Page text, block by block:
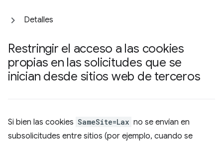
Detalles
Restringir el acceso a las cookies
propias en las solicitudes que se
inician desde sitios web de terceros
Si bien las cookies SameSite=Lax no se envían en
subsolicitudes entre sitios (por ejemplo, cuando se